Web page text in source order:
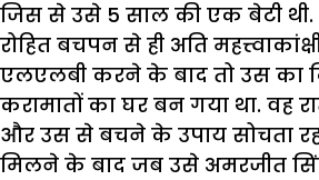
जिस से उसे 5 साल की एक बेटी थी.
रोहित बचपन से ही अति
एलएलबी करने के बाद तो उस का
करामातों का घर बन गया था. वह
और उस से बचने के उपाय सोचता
मिलने के बाद जब उसे अमरजीत